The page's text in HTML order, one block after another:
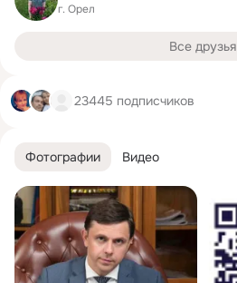
Фотографии Видео
г. Орел
Все друзья
23445 подписчиков